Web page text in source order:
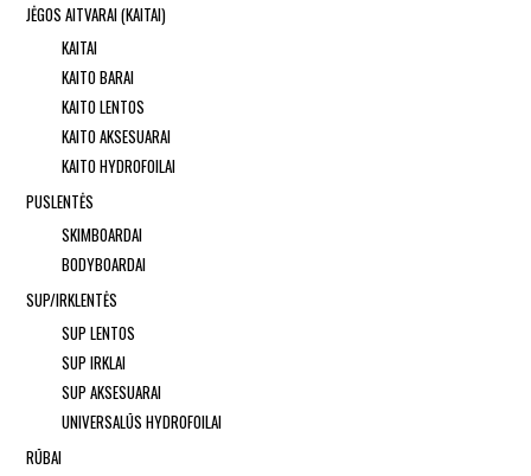
JĖGOS AITVARAI (KAITAI)
KAITAI
KAITO BARAI
KAITO LENTOS
KAITO AKSESUARAI
KAITO HYDROFOILAI
PUSLENTĖS
SKIMBOARDAI
BODYBOARDAI
SUP/IRKLENTĖS
SUP LENTOS
SUP IRKLAI
SUP AKSESUARAI
UNIVERSALŪS HYDROFOILAI
RŪBAI